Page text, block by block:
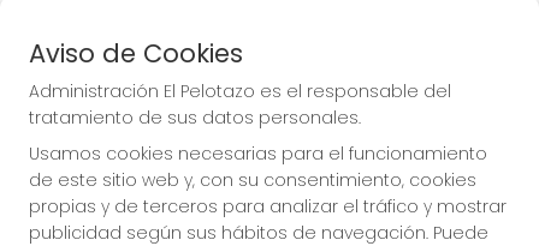
JUGAR BONOLOTO
Aviso de Cookies
Administración El Pelotazo es el responsable del
tratamiento de sus datos personales.
Usamos cookies necesarias para el funcionamiento
de este sitio web y, con su consentimiento, cookies
propias y de terceros para analizar el tráfico y mostrar
publicidad según sus hábitos de navegación. Puede